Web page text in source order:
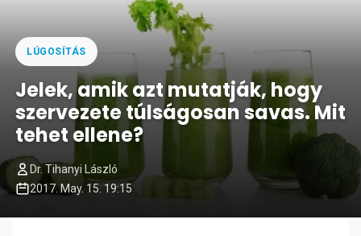
LÚGOSÍTÁS
Jelek, amik azt mutatják, hogy
szervezete túlságosan savas. Mit
tehet ellene?
Dr. Tihanyi László
2017. May. 15. 19:15